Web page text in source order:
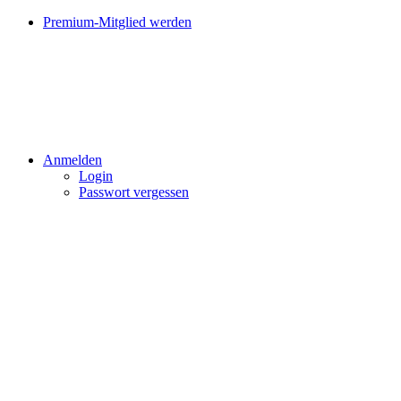
Premium-Mitglied werden
Anmelden
Login
Passwort vergessen